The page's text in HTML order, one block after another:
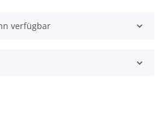
verfügbar